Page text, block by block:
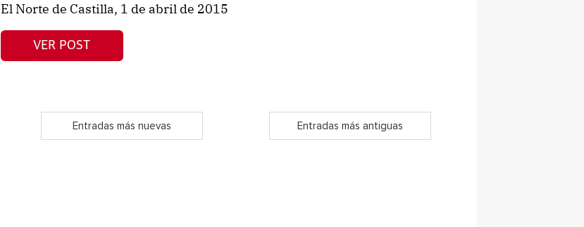
El Norte de Castilla, 1 de abril de 2015
VER POST
Entradas más nuevas Entradas más antiguas